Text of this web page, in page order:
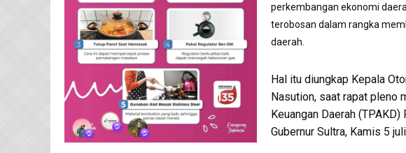
perkembangan ekonomi
terobosan dalam rangka
daerah.
Hal itu diungkap Kepala
Nasution, saat rapat pleno
Keuangan Daerah
Gubernur Sultra, Kamis 5